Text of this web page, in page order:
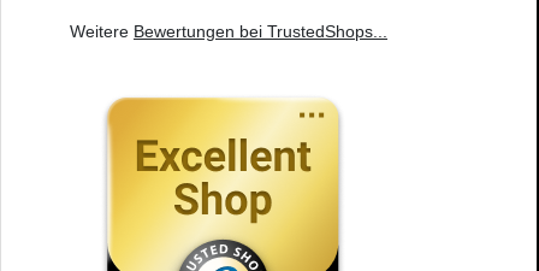
Weitere Bewertungen bei TrustedShops